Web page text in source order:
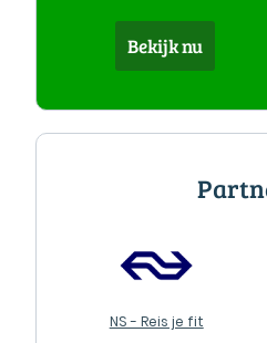
Bekijk nu
NS - Reis je fit